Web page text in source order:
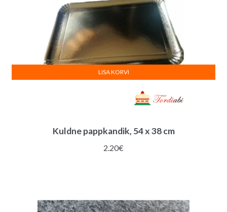
Kuldne pappkandik, 54 x 38 cm
2.20€
LISA KORVI